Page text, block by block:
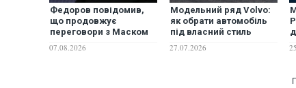
Федоров повідомив,
що продовжує
переговори з Маском
Starlink для ураження
07.08.2026
Модельний ряд Volvo:
як обрати автомобіль
під власний стиль
27.07.2026